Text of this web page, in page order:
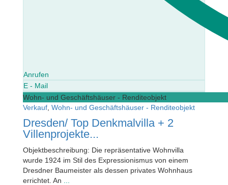
Anrufen
E - Mail
Wohn- und Geschäftshäuser - Renditeobjekt
Verkauf Wohn- und Geschäftshäuser - Renditeobjekt
Dresden/ Top Denkmalvilla + 2
Villenprojekte...
Objektbeschreibung: Die repräsentative Wohnvilla
wurde 1924 im Stil des Expressionismus von einem
Dresdner Baumeister als dessen privates Wohnhaus
errichtet. An